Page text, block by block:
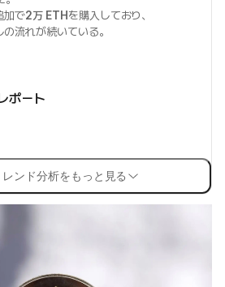
加で2万 ETHを購入しており、
流れが続いている。
ポート
ンド分析をもっと見る